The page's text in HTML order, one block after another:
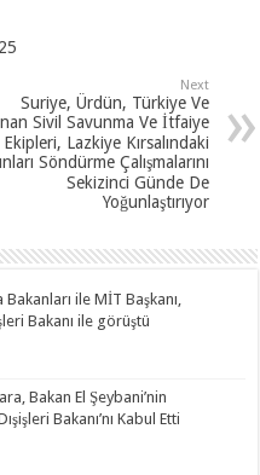
Next
Suriye, Ürdün, Türkiye Ve
Sivil Savunma Ve İtfaiye
Ekipleri, Lazkiye Kırsalındaki
Söndürme Çalışmalarını
Sekizinci Günde De
Yoğunlaştırıyor
ile MİT Başkanı,
Bakanı ile görüştü
Bakan El Şeybani’nin
Bakanı’nı Kabul Etti